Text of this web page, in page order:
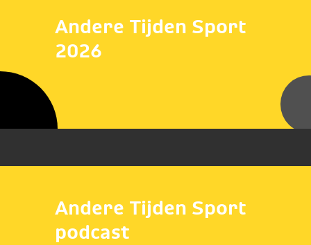
Andere Tijden Sport
2026
Andere Tijden Sport
podcast